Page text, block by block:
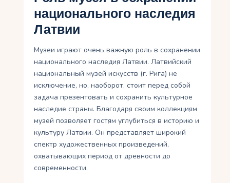
национального наследия
Латвии
Музеи играют очень важную роль в сохранении
национального наследия Латвии. Латвийский
национальный музей искусств (г. Рига) не
исключение, но, наоборот, стоит перед собой
задача презентовать и сохранить культурное
наследие страны. Благодаря своим коллекциям
музей позволяет гостям углубиться в историю и
культуру Латвии. Он представляет широкий
спектр художественных произведений,
охватывающих период от древности до
современности.